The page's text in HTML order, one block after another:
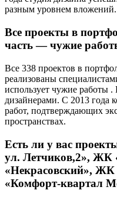
разным уровнем вложений.
Все проекты в
часть — чужие
Все 338 проектов в
реализованы
использует чужие работы
дизайнерами. С 2013 года
работ, подтверждающих
пространствах.
Есть ли у вас
ул. Летчиков,2», ЖК
«Некрасовский»,
«Комфорт-квартал